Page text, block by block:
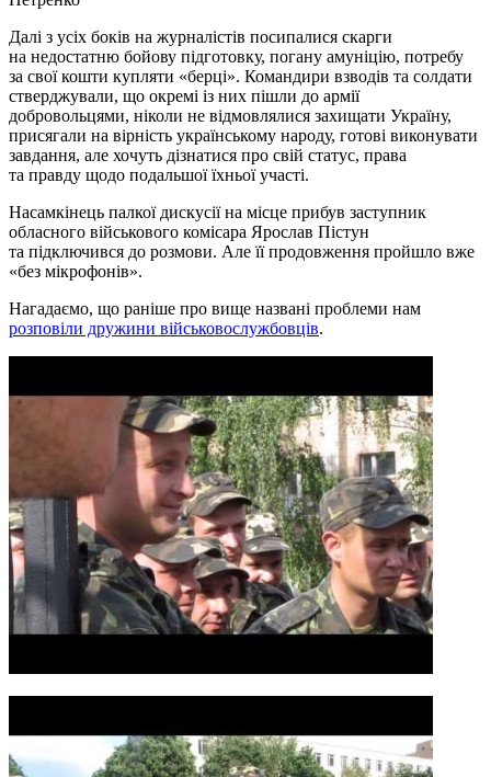
Далі з усіх боків на журналістів посипалися скарги
на недостатню бойову підготовку, погану амуніцію, потребу
за свої кошти купляти «берці». Командири взводів та солдати
стверджували, що окремі із них пішли до армії
добровольцями, ніколи не відмовлялися захищати Україну,
присягали на вірність українському народу, готові виконувати
завдання, але хочуть дізнатися про свій статус, права
та правду щодо подальшої їхньої участі.
Насамкінець палкої дискусії на місце прибув заступник
обласного військового комісара Ярослав Пістун
та підключився до розмови. Але її продовження пройшло вже
«без мікрофонів».
Нагадаємо, що раніше про вище названі проблеми нам
розповіли дружини військовослужбовців.